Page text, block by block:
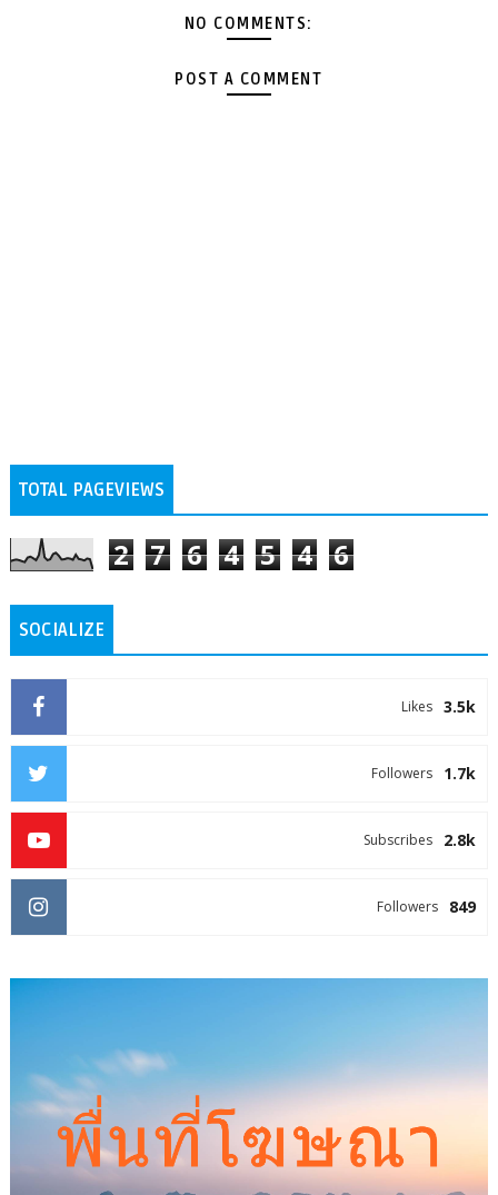
NO COMMENTS:
POST A COMMENT
TOTAL PAGEVIEWS
2 7 6 4 5 4 6
SOCIALIZE
3.5k
Likes
1.7k
Followers
2.8k
Subscribes
849
Followers